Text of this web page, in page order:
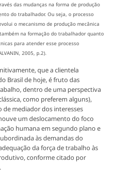
das mudanças na forma de produção
do trabalhador. Ou seja, o processo
o mecanismo de produção mecânica
na formação do trabalhador quanto
para atender esse processo
2005, p.2).
que a clientela
Brasil de hoje, é fruto das
dentro de uma perspectiva
como preferem alguns),
de mediador dos interesses
um deslocamento do foco
humana em segundo plano e
às demandas do
da força de trabalho às
conforme citado por